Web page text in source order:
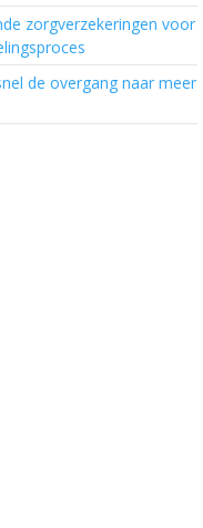
zorgverzekeringen voor
de overgang naar meer